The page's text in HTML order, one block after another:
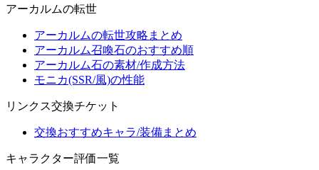
アーカルムの転世
アーカルムの転世攻略まとめ
アーカルム召喚石のおすすめ順
アーカルム石の素材/作成方法
モニカ(SSR/風)の性能
リンクス交換チケット
交換おすすめキャラ/装備まとめ
キャラクター評価一覧